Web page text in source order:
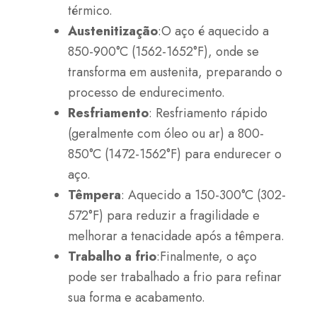
térmico.
Austenitização:O aço é aquecido a
850-900°C (1562-1652°F), onde se
transforma em austenita, preparando o
processo de endurecimento.
Resfriamento: Resfriamento rápido
(geralmente com óleo ou ar) a 800-
850°C (1472-1562°F) para endurecer o
aço.
Têmpera: Aquecido a 150-300°C (302-
572°F) para reduzir a fragilidade e
melhorar a tenacidade após a têmpera.
Trabalho a frio:Finalmente, o aço
pode ser trabalhado a frio para refinar
sua forma e acabamento.